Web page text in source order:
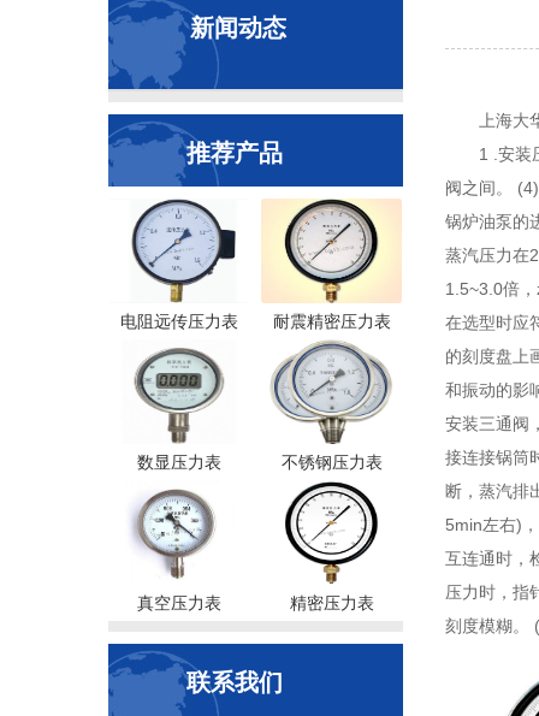
新闻动态
推荐产品
电阻远传压力表 耐震精密压力表
数显压力表 不锈钢压力表
真空压力表 精密压力表
联系我们
上海
1 .安装
阀之间。
锅炉油泵的
蒸汽压力在
1.5~3.0倍
在选型时应
的刻度盘上
和振动的影
安装三通阀
接连接锅筒
断，蒸汽排
5min左右)
互连通时，
压力时，指
刻度模糊。